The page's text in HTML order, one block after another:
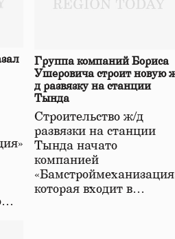
Группа компаний Бориса
Ушеровича строит новую
д развязку на станции
Тында
Строительство ж/д
развязки на станции
Тында начато
компанией
которая входит в…